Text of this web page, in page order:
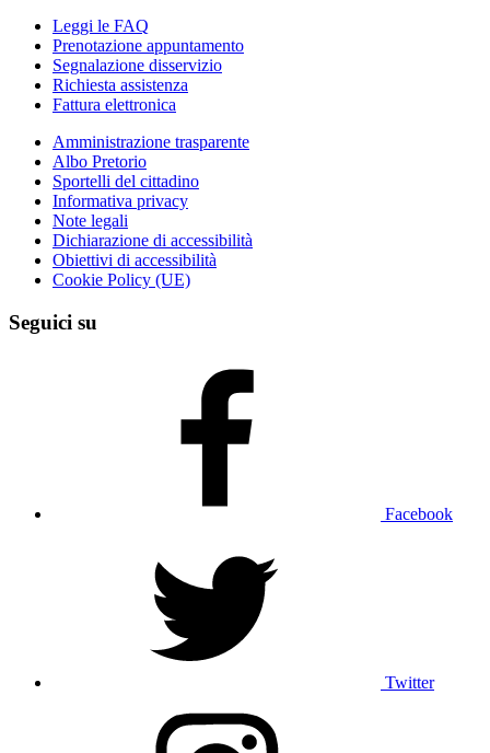
Leggi le FAQ
Prenotazione appuntamento
Segnalazione disservizio
Richiesta assistenza
Fattura elettronica
Amministrazione trasparente
Albo Pretorio
Sportelli del cittadino
Informativa privacy
Note legali
Dichiarazione di accessibilità
Obiettivi di accessibilità
Cookie Policy (UE)
Seguici su
Facebook
Twitter